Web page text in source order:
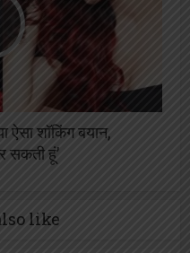
ऐसा शॉकिंग बयान,
सकती हूं’
like